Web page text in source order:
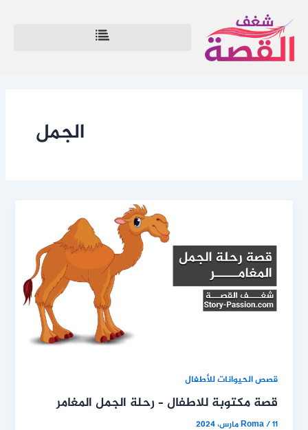
إلى
المحتوى
الجمل
قصص الحيوانات للأطفال
قصة مكتوبة للاطفال – رحلة الجمل المغامر
Roma/11 مارس، 2024